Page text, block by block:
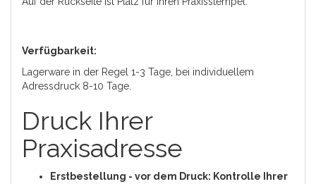
Verfügbarkeit:
Lagerware in der Regel 1-3 Tage, bei individuellem
Adressdruck 8-10 Tage.
Druck Ihrer
Praxisadresse
Erstbestellung - vor dem Druck: Kontrolle Ihrer